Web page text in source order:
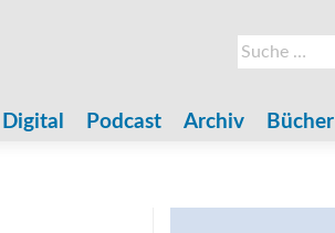
Suche
nach:
Digital Podcast Archiv Bücher